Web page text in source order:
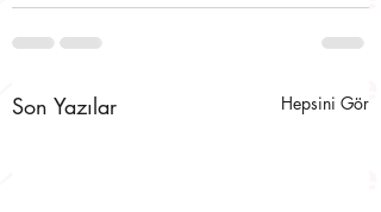
Son Yazılar Hepsini Gör